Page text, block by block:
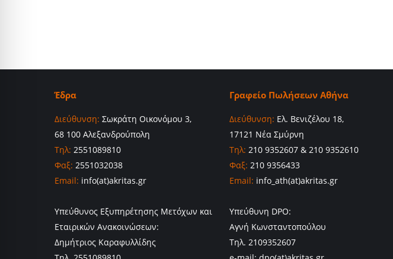
Έδρα
Διεύθυνση: Σωκράτη Οικονόμου 3,
68 100 Αλεξανδρούπολη
Τηλ: 2551089810
Φαξ: 2551032038
Email: info(at)akritas.gr
Υπεύθυνος Εξυπηρέτησης Μετόχων και
Εταιρικών Ανακοινώσεων:
Δημήτριος Καραφυλλίδης
Γραφείο Πωλήσεων Αθήνα
Διεύθυνση: Ελ. Βενιζέλου 18,
17121 Νέα Σμύρνη
Τηλ: 210 9352607 & 210 9352610
Φαξ: 210 9356433
Email: info_ath(at)akritas.gr
Υπεύθυνη DPO:
Αγνή Κωνσταντοπούλου
Τηλ. 2109352607